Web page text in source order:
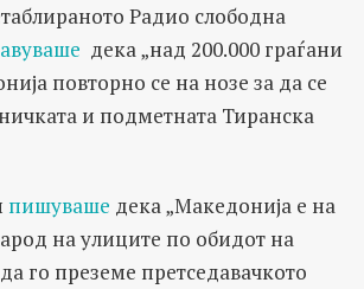
Радио слободна
дека „над 200.000 граѓани
повторно се на нозе за да се
и подметната Тиранска
пишуваше дека „Македонија е на
на улиците по обидот на
го преземе претседавачкото